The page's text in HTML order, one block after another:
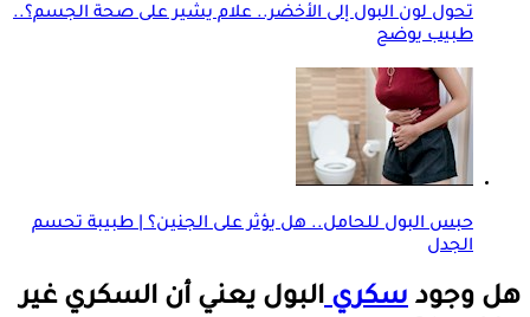
تحول لون البول إلى الأخضر.. علام يشير على صحة الجسم؟..
طبيب يوضح
حبس البول للحامل.. هل يؤثر على الجنين؟ | طبيبة تحسم
الجدل
هل وجود سكريالبول يعني أن السكري غير